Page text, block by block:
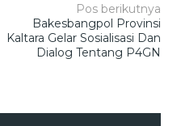
Pos berikutnya
Bakesbangpol Provinsi
Kaltara Gelar Sosialisasi Dan
Dialog Tentang P4GN